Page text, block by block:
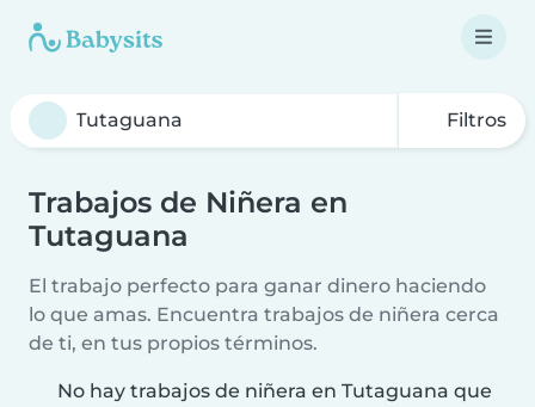
Filtros
Trabajos de Niñera en
Tutaguana
El trabajo perfecto para ganar dinero haciendo
lo que amas. Encuentra trabajos de niñera cerca
de ti, en tus propios términos.
No hay trabajos de niñera en Tutaguana que